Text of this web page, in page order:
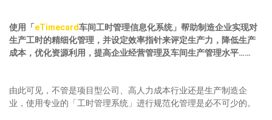
使用「 eTimecard车间工时管理信息化系统」帮助制造企业实现对
生产工时的精细化管理， 并设定效率指针来评定生产力， 降低生产
成本，优化资源利用， 提高企业经营管理及车间生产管理水平……
由此可见，不管是项目型公司、高人力成本行业还是生产制造企
业，使用专业的「工时管理系统」进行规范化管理是必不可少的。